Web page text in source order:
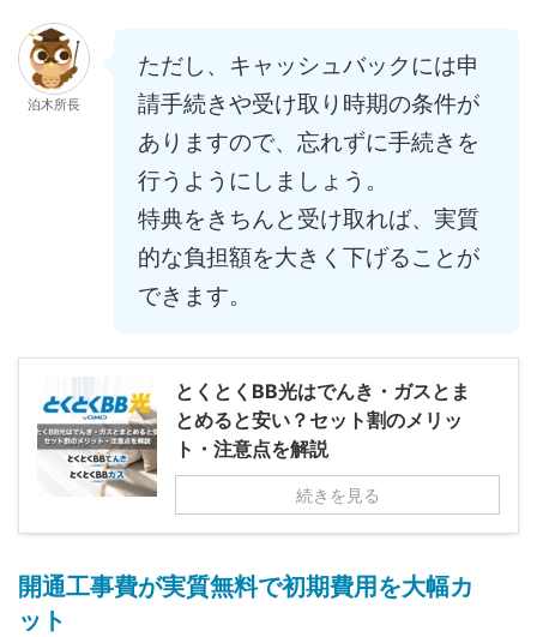
泊木所長
ただし、キャッシュバックには申
請手続きや受け取り時期の条件が
ありますので、忘れずに手続きを
行うようにしましょう。
特典をきちんと受け取れば、実質
的な負担額を大きく下げることが
できます。
とくとくBB光はでんき・ガスとま
とめると安い？セット割のメリッ
ト・注意点を解説
続きを見る
開通工事費が実質無料で初期費用を大幅カ
ット